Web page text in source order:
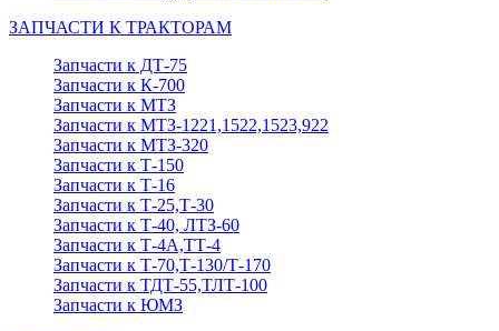
ЗАПЧАСТИ К ТРАКТОРАМ
Запчасти к ДТ-75
Запчасти к К-700
Запчасти к МТЗ
Запчасти к МТЗ-1221,1522,1523,922
Запчасти к МТЗ-320
Запчасти к Т-150
Запчасти к Т-16
Запчасти к Т-25,Т-30
Запчасти к Т-40, ЛТЗ-60
Запчасти к Т-4А,ТТ-4
Запчасти к Т-70,Т-130/Т-170
Запчасти к ТДТ-55,ТЛТ-100
Запчасти к ЮМЗ